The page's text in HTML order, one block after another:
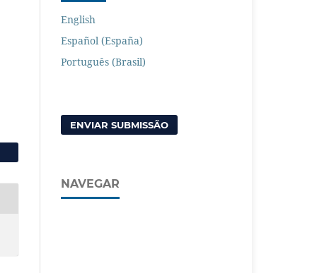
English
Español (España)
Português (Brasil)
ENVIAR SUBMISSÃO
NAVEGAR